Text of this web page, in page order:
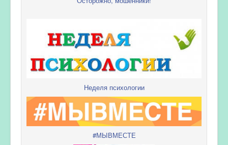
Неделя психологии
#МЫВМЕСТЕ